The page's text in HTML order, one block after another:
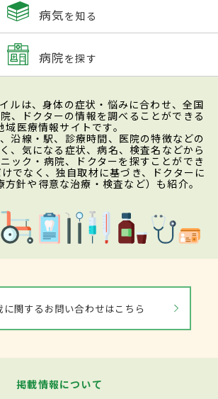
病気を知る
病院を探す
ルは、身体の症状・悩みに合わせ、全国
、ドクターの情報を調べることができる
域医療情報サイトです。
沿線・駅、診療時間、医院の特徴などの
、気になる症状、病名、検査名などから
ック・病院、ドクターを探すことができ
でなく、独自取材に基づき、ドクターに
針や得意な治療・検査など）も紹介。
に関するお問い合わせはこちら
掲載情報について